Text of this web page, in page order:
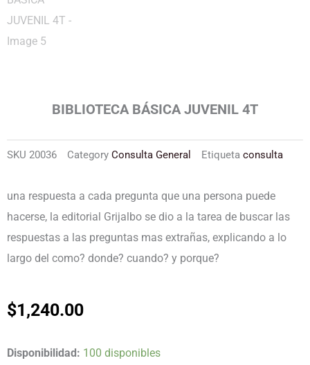
BIBLIOTECA BÁSICA JUVENIL 4T
SKU 20036 Category Consulta General Etiqueta consulta
una respuesta a cada pregunta que una persona puede
hacerse, la editorial Grijalbo se dio a la tarea de buscar las
respuestas a las preguntas mas extrañas, explicando a lo
largo del como? donde? cuando? y porque?
$1,240.00
Disponibilidad: 100 disponibles
BIBLIOTECA